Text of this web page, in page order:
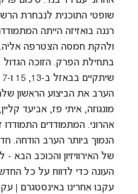
רננה בואזיזה הייתה
הערב את הביצוע הראשון
מונגוזה, איתי פז, אביעד
אהרוני. המתמודדים
הנמוך ביותר הערב הודחה.
של האירוויזיון והכוכב הבא
העונה כדי לדווח על כל
עקבו אחרינו באינסטגרם |